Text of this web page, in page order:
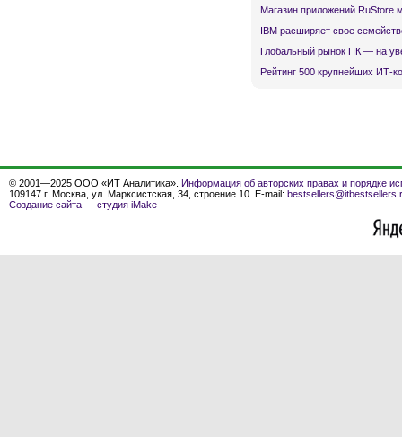
Магазин приложений RuStore
IBM расширяет свое
Глобальный рынок ПК — на
Рейтинг 500 крупнейших ИТ-
© 2001—2025 ООО «ИТ Аналитика». Информация об авторских правах и порядке
109147 г. Москва, ул. Марксистская, 34, строение 10. E-mail:
Создание сайта — студия iMake